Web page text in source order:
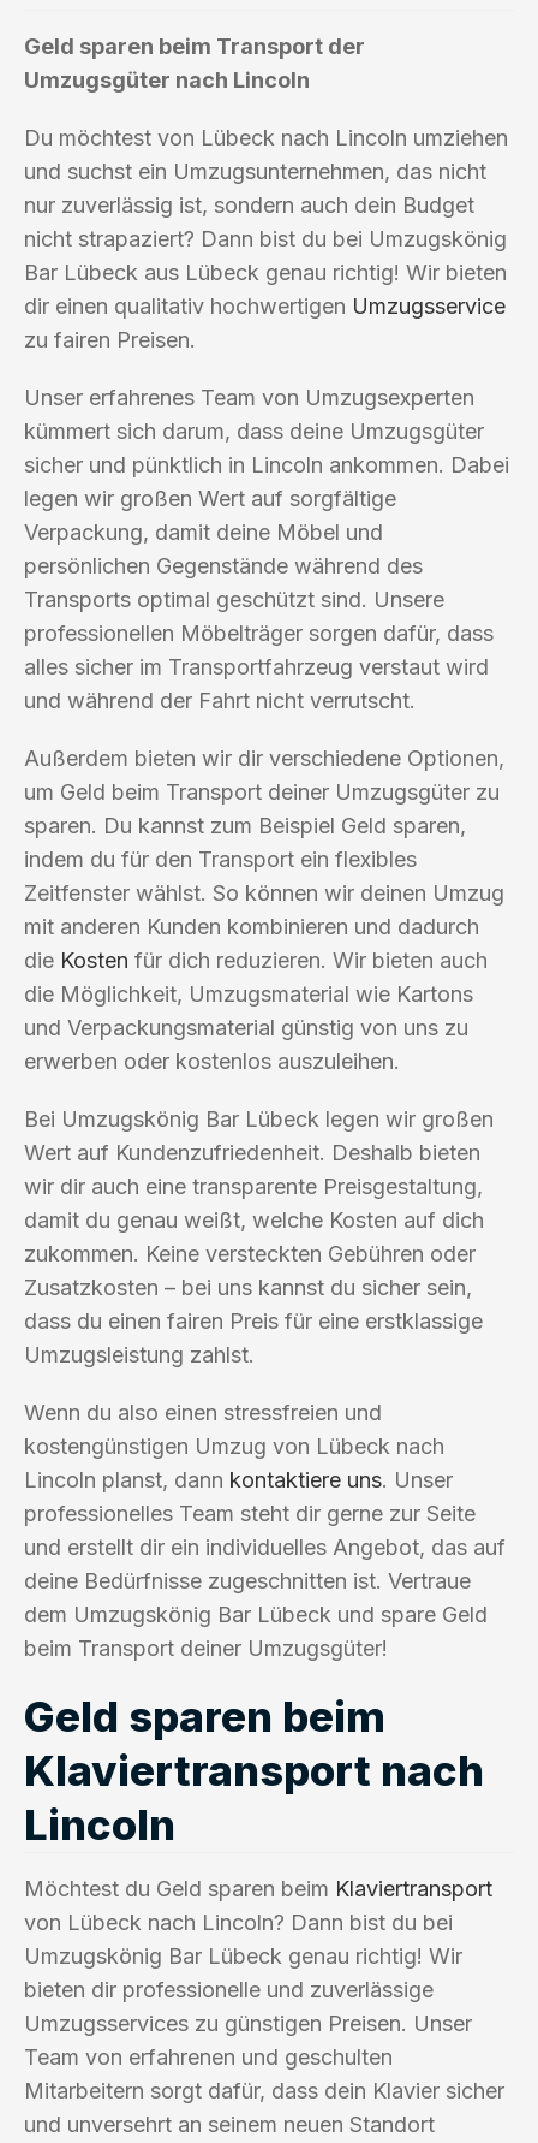
Geld sparen beim Transport der
Umzugsgüter nach Lincoln
Du möchtest von Lübeck nach Lincoln umziehen
und suchst ein Umzugsunternehmen, das nicht
nur zuverlässig ist, sondern auch dein Budget
nicht strapaziert? Dann bist du bei Umzugskönig
Bar Lübeck aus Lübeck genau richtig! Wir bieten
dir einen qualitativ hochwertigen Umzugsservice
zu fairen Preisen.
Unser erfahrenes Team von Umzugsexperten
kümmert sich darum, dass deine Umzugsgüter
sicher und pünktlich in Lincoln ankommen. Dabei
legen wir großen Wert auf sorgfältige
Verpackung, damit deine Möbel und
persönlichen Gegenstände während des
Transports optimal geschützt sind. Unsere
professionellen Möbelträger sorgen dafür, dass
alles sicher im Transportfahrzeug verstaut wird
und während der Fahrt nicht verrutscht.
Außerdem bieten wir dir verschiedene Optionen,
um Geld beim Transport deiner Umzugsgüter zu
sparen. Du kannst zum Beispiel Geld sparen,
indem du für den Transport ein flexibles
Zeitfenster wählst. So können wir deinen Umzug
mit anderen Kunden kombinieren und dadurch
die Kosten für dich reduzieren. Wir bieten auch
die Möglichkeit, Umzugsmaterial wie Kartons
und Verpackungsmaterial günstig von uns zu
erwerben oder kostenlos auszuleihen.
Bei Umzugskönig Bar Lübeck legen wir großen
Wert auf Kundenzufriedenheit. Deshalb bieten
wir dir auch eine transparente Preisgestaltung,
damit du genau weißt, welche Kosten auf dich
zukommen. Keine versteckten Gebühren oder
Zusatzkosten – bei uns kannst du sicher sein,
dass du einen fairen Preis für eine erstklassige
Umzugsleistung zahlst.
Wenn du also einen stressfreien und
kostengünstigen Umzug von Lübeck nach
Lincoln planst, dann kontaktiere uns. Unser
professionelles Team steht dir gerne zur Seite
und erstellt dir ein individuelles Angebot, das auf
deine Bedürfnisse zugeschnitten ist. Vertraue
dem Umzugskönig Bar Lübeck und spare Geld
beim Transport deiner Umzugsgüter!
Geld sparen beim
Klaviertransport nach
Lincoln
Möchtest du Geld sparen beim Klaviertransport
von Lübeck nach Lincoln? Dann bist du bei
Umzugskönig Bar Lübeck genau richtig! Wir
bieten dir professionelle und zuverlässige
Umzugsservices zu günstigen Preisen. Unser
Team von erfahrenen und geschulten
Mitarbeitern sorgt dafür, dass dein Klavier sicher
und unversehrt an seinem neuen Standort